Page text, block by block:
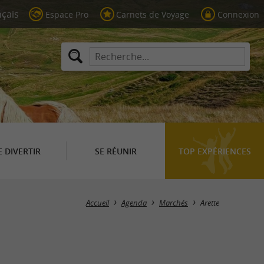
Espace Pro Carnets de Voyage Connexion
DIVERTIR SE RÉUNIR TOP EXPÉRIENCES
Masquer la carte
Accueil Agenda Marchés Arette